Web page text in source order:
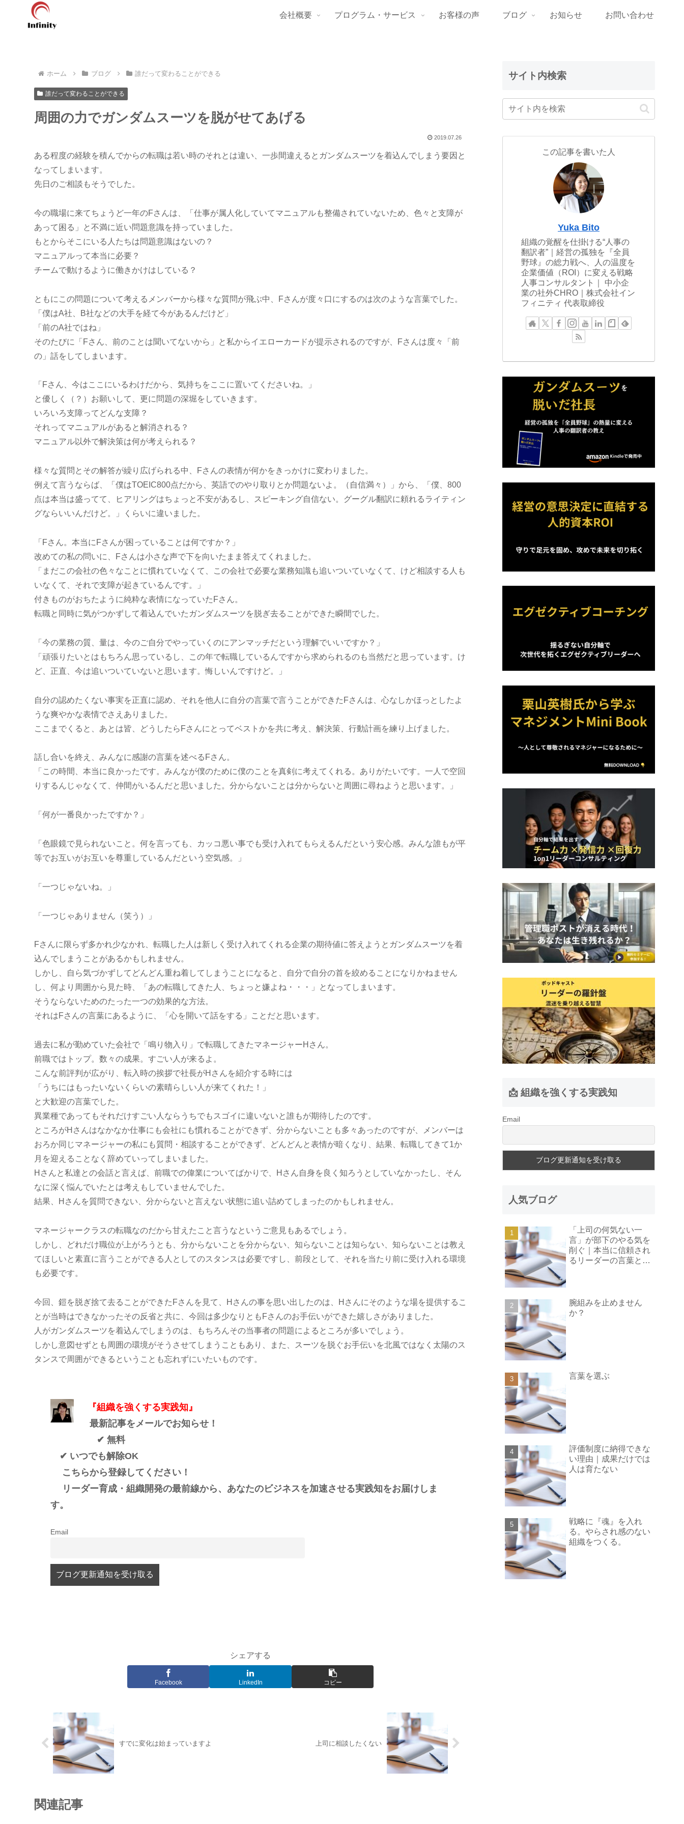
会社概要 プログラム・サービス お客様の声 ブログ お知らせ お問い合わせ
ホーム ブログ 誰だって変わることができる
誰だって変わることができる
周囲の力でガンダムスーツを脱がせてあげる
2019.07.26
ある程度の経験を積んでからの転職は若い時のそれとは違い、一歩間違えるとガンダムスーツを着込んでしまう要因と
なってしまいます。
先日のご相談もそうでした。
今の職場に来てちょうど一年のFさんは、「仕事が属人化していてマニュアルも整備されていないため、色々と支障が
あって困る」と不満に近い問題意識を持っていました。
もとからそこにいる人たちは問題意識はないの？
マニュアルって本当に必要？
チームで動けるように働きかけはしている？
ともにこの問題について考えるメンバーから様々な質問が飛ぶ中、Fさんが度々口にするのは次のような言葉でした。
「僕はA社、B社などの大手を経て今があるんだけど」
「前のA社ではね」
そのたびに「Fさん、前のことは聞いてないから」と私からイエローカードが提示されるのですが、Fさんは度々「前
の」話をしてしまいます。
「Fさん、今はここにいるわけだから、気持ちをここに置いてくださいね。」
と優しく（？）お願いして、更に問題の深堀をしていきます。
いろいろ支障ってどんな支障？
それってマニュアルがあると解消される？
マニュアル以外で解決策は何が考えられる？
様々な質問とその解答が繰り広げられる中、Fさんの表情が何かをきっかけに変わりました。
例えて言うならば、「僕はTOEIC800点だから、英語でのやり取りとか問題ないよ。（自信満々）」から、「僕、800
点は本当は盛ってて、ヒアリングはちょっと不安があるし、スピーキング自信ない。グーグル翻訳に頼れるライティン
グならいいんだけど。」くらいに違いました。
「Fさん。本当にFさんが困っていることは何ですか？」
改めての私の問いに、Fさんは小さな声で下を向いたまま答えてくれました。
「まだこの会社の色々なことに慣れていなくて、この会社で必要な業務知識も追いついていなくて、けど相談する人も
いなくて、それで支障が起きているんです。」
付きものがおちたように純粋な表情になっていたFさん。
転職と同時に気がつかずして着込んでいたガンダムスーツを脱ぎ去ることができた瞬間でした。
「今の業務の質、量は、今のご自分でやっていくのにアンマッチだという理解でいいですか？」
「頑張りたいとはもちろん思っているし、この年で転職しているんですから求められるのも当然だと思っています。け
ど、正直、今は追いついていないと思います。悔しいんですけど。」
自分の認めたくない事実を正直に認め、それを他人に自分の言葉で言うことができたFさんは、心なしかほっとしたよ
うな爽やかな表情でさえありました。
ここまでくると、あとは皆、どうしたらFさんにとってベストかを共に考え、解決策、行動計画を練り上げました。
話し合いを終え、みんなに感謝の言葉を述べるFさん。
「この時間、本当に良かったです。みんなが僕のために僕のことを真剣に考えてくれる。ありがたいです。一人で空回
りするんじゃなくて、仲間がいるんだと思いました。分からないことは分からないと周囲に尋ねようと思います。」
「何が一番良かったですか？」
「色眼鏡で見られないこと。何を言っても、カッコ悪い事でも受け入れてもらえるんだという安心感。みんな誰もが平
等でお互いがお互いを尊重しているんだという空気感。」
「一つじゃないね。」
「一つじゃありません（笑う）」
Fさんに限らず多かれ少なかれ、転職した人は新しく受け入れてくれる企業の期待値に答えようとガンダムスーツを着
込んでしまうことがあるかもしれません。
しかし、自ら気づかずしてどんどん重ね着してしまうことになると、自分で自分の首を絞めることになりかねません
し、何より周囲から見た時、「あの転職してきた人、ちょっと嫌よね・・・」となってしまいます。
そうならないためのたった一つの効果的な方法。
それはFさんの言葉にあるように、「心を開いて話をする」ことだと思います。
過去に私が勤めていた会社で「鳴り物入り」で転職してきたマネージャーHさん。
前職ではトップ。数々の成果。すごい人が来るよ。
こんな前評判が広がり、転入時の挨拶で社長がHさんを紹介する時には
「うちにはもったいないくらいの素晴らしい人が来てくれた！」
と大歓迎の言葉でした。
異業種であってもそれだけすごい人ならうちでもスゴイに違いないと誰もが期待したのです。
ところがHさんはなかなか仕事にも会社にも慣れることができず、分からないことも多々あったのですが、メンバーは
おろか同じマネージャーの私にも質問・相談することができず、どんどんと表情が暗くなり、結果、転職してきて1か
月を迎えることなく辞めていってしまいました。
Hさんと私達との会話と言えば、前職での偉業についてばかりで、Hさん自身を良く知ろうとしていなかったし、そん
なに深く悩んでいたとは考えもしていませんでした。
結果、Hさんを質問できない、分からないと言えない状態に追い詰めてしまったのかもしれません。
マネージャークラスの転職なのだから甘えたこと言うなというご意見もあるでしょう。
しかし、どれだけ職位が上がろうとも、分からないことを分からない、知らないことは知らない、知らないことは教え
てほしいと素直に言うことができる人としてのスタンスは必要ですし、前段として、それを当たり前に受け入れる環境
も必要です。
今回、鎧を脱ぎ捨て去ることができたFさんを見て、Hさんの事を思い出したのは、Hさんにそのような場を提供するこ
とが当時はできなかったその反省と共に、今回は多少なりともFさんのお手伝いができた嬉しさがありました。
人がガンダムスーツを着込んでしまうのは、もちろんその当事者の問題によるところが多いでしょう。
しかし意図せずとも周囲の環境がそうさせてしまうこともあり、また、スーツを脱ぐお手伝いを北風ではなく太陽のス
タンスで周囲ができるということも忘れずにいたいものです。
『組織を強くする実践知』
最新記事をメールでお知らせ！
✔ 無料
✔ いつでも解除OK
こちらから登録してください！
リーダー育成・組織開発の最前線から、あなたのビジネスを加速させる実践知をお届けしま
す。
Email
シェアする
Facebook LinkedIn コピー
すでに変化は始まっていますよ 上司に相談したくない
関連記事
サイト内検索
この記事を書いた人
Yuka Bito
組織の覚醒を仕掛ける“人事の
翻訳者”｜経営の孤独を『全員
野球』の総力戦へ、人の温度を
企業価値（ROI）に変える戦略
人事コンサルタント｜ 中小企
業の社外CHRO｜株式会社イン
フィニティ 代表取締役
📩 組織を強くする実践知
Email
人気ブログ
「上司の何気ない一
言」が部下のやる気を
削ぐ｜本当に信頼され
るリーダーの言葉と
腕組みを止めません
か？
言葉を選ぶ
評価制度に納得できな
い理由｜成果だけでは
人は育たない
戦略に『魂』を入れ
る。やらされ感のない
組織をつくる。